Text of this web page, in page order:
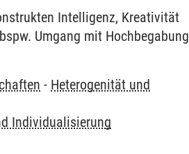
Intelligenz, Kreativität
Umgang mit Hochbegabung
- Heterogenität und
Individualisierung